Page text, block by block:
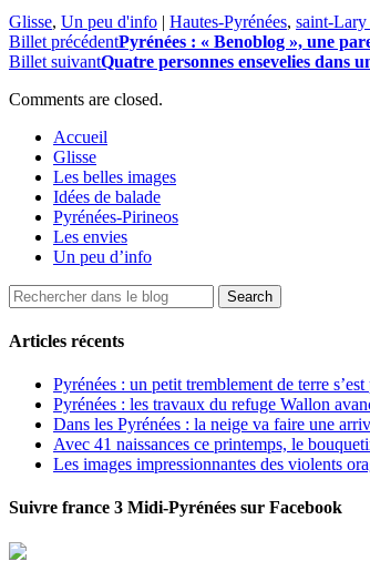
Glisse, Un peu d'info | Hautes-Pyrénées, saint-Lary
Billet précédentPyrénées : « Benoblog », une
Billet suivantQuatre personnes ensevelies dans
Comments are closed.
Accueil
Glisse
Les belles images
Idées de balade
Pyrénées-Pirineos
Les envies
Un peu d’info
Articles récents
Pyrénées : un petit tremblement de terre
Pyrénées : les travaux du refuge Wallon
Dans les Pyrénées : la neige va faire une
Avec 41 naissances ce printemps, le
Les images impressionnantes des violents
Suivre france 3 Midi-Pyrénées sur Facebook